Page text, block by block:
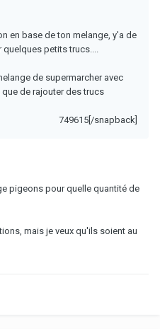
en base de ton melange, y'a de
petits trucs....
de supermarcher avec
de rajouter des trucs
749615[/snapback]
pigeons pour quelle quantité de
mais je veux qu'ils soient au